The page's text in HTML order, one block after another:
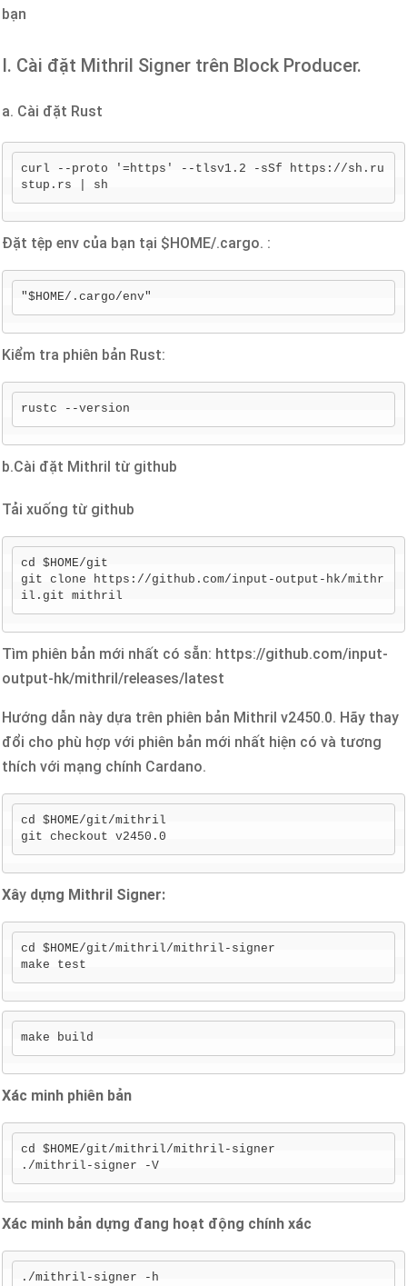
bạn
I. Cài đặt Mithril Signer trên Block Producer.
a. Cài đặt Rust
curl --proto '=https' --tlsv1.2 -sSf https://sh.ru
stup.rs | sh
Đặt tệp env của bạn tại $HOME/.cargo. :
"$HOME/.cargo/env"
Kiểm tra phiên bản Rust:
rustc --version
b.Cài đặt Mithril từ github
Tải xuống từ github
cd $HOME/git
git clone https://github.com/input-output-hk/mithr
il.git mithril
Tìm phiên bản mới nhất có sẵn: https://github.com/input-
output-hk/mithril/releases/latest
Hướng dẫn này dựa trên phiên bản Mithril v2450.0. Hãy thay
đổi cho phù hợp với phiên bản mới nhất hiện có và tương
thích với mạng chính Cardano.
cd $HOME/git/mithril
git checkout v2450.0
Xây dựng Mithril Signer:
cd $HOME/git/mithril/mithril-signer
make test
make build
Xác minh phiên bản
cd $HOME/git/mithril/mithril-signer
./mithril-signer -V
Xác minh bản dựng đang hoạt động chính xác
./mithril-signer -h